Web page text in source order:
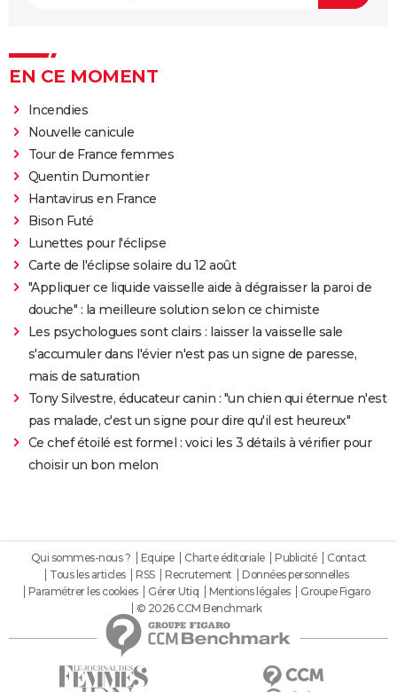
EN CE MOMENT
Incendies
Nouvelle canicule
Tour de France femmes
Quentin Dumontier
Hantavirus en France
Bison Futé
Lunettes pour l'éclipse
Carte de l'éclipse solaire du 12 août
"Appliquer ce liquide vaisselle aide à dégraisser la paroi de
douche" : la meilleure solution selon ce chimiste
Les psychologues sont clairs : laisser la vaisselle sale
s'accumuler dans l'évier n'est pas un signe de paresse,
mais de saturation
Tony Silvestre, éducateur canin : "un chien qui éternue n'est
pas malade, c'est un signe pour dire qu'il est heureux"
Ce chef étoilé est formel : voici les 3 détails à vérifier pour
choisir un bon melon
Qui sommes-nous ? Equipe Charte éditoriale Publicité
Contact
Tous les articles
RSS Recrutement
Données personnelles
Paramétrer les cookies
Gérer Utiq Mentions légales
Groupe Figaro
© 2026 CCM Benchmark